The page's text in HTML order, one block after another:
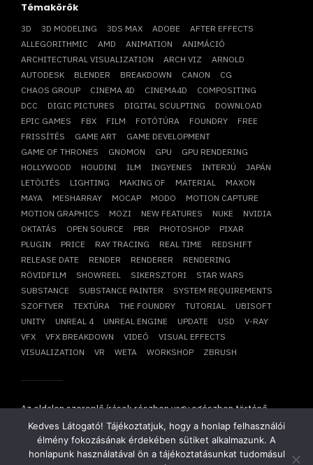
Témakörök
3D 3D MODELING 3DS MAX ADOBE
AFTER EFFECTS
ALLEGORITHMIC
AMD ANIMATION
ANIMÁCIÓ
ARCHITECTURAL VISUALIZATION
ARCH VIZ
ARNOLD
AUTODESK
BLENDER BREAKDOWN CANON
CG
CHAOS GROUP
CINEMA 4D CINEMA4D
COMPOSITING
DCC
DIGIC PICTURES DIGITAL SCULPTING
DOWNLOAD
EPIC GAMES
FBX FILM FOTÓTÚRA FOUNDRY
FREE
FRISSÍTÉS
GAME ART
GAME DEVELOPMENT
GAME OF THRONES
GNOMON GPU
GPU RENDERING
HOLLYWOOD
HOUDINI ILM INGYENES INTERJÚ
JAPÁN
LETÖLTÉS
LIGHTING MAKING OF MATERIAL
MAXON
MAYA
MESHARRAY MOCAP MODO
MOTION CAPTURE
MOTION GRAPHICS
MOZI NEW FEATURES NUKE
NVIDIA
OKTATÁS
OPEN SOURCE PBR PHOTOSHOP
PIXAR
PLUGIN
PRICE RAY TRACING REAL TIME
REDSHIFT
RELEASE DATE
RENDER RENDERER
RENDERING
RÖVIDFILM
SHOWREEL SIKERSZTORI
STAR WARS
SUBSTANCE
SUBSTANCE PAINTER
SYSTEM REQUIREMENTS
SZOFTVER
TEXTÚRA THE FOUNDRY TUTORIAL
UBISOFT
UNITY
UNREAL 4 UNREAL ENGINE UPDATE USD
V-RAY
VFX
VFX BREAKDOWN VIDEÓ
VISUAL EFFECTS
VISUALIZATION
VR WETA WORKSHOP ZBRUSH
Az oldalon szereplő írások részben vagy egészben történő
átvétele, újraközlése csak írásbeli hozzájárulásunkkal
lehetséges!
Copyright © 2014-2026. Minden jog fenntartva.Mesharray Zrt.
Kedves Látogató! Tájékoztatjuk, hogy a honlap felhasználói
élmény fokozásának érdekében sütiket alkalmazunk. A
honlapunk használatával ön a tájékoztatásunkat tudomásul